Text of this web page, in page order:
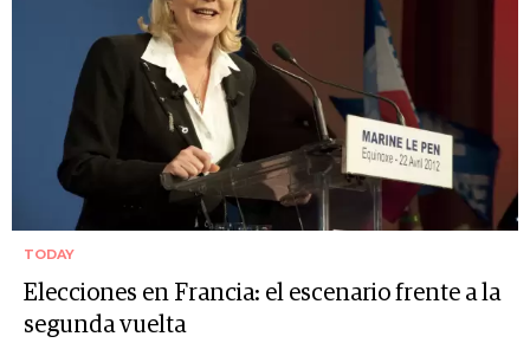
TODAY
Elecciones en Francia: el escenario frente a la
segunda vuelta